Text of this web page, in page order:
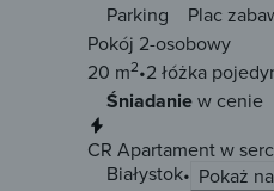
Parking Plac
Pokój 2-osobowy
20 m2 2 łóżka
Śniadaniew cenie
CR Apartament w
Białystok
Pokaż